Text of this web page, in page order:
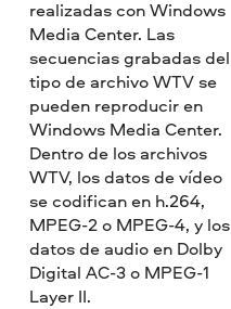
realizadas con Windows
Media Center. Las
secuencias grabadas del
tipo de archivo WTV se
pueden reproducir en
Windows Media Center.
Dentro de los archivos
WTV, los datos de vídeo
se codifican en h.264,
MPEG-2 o MPEG-4, y los
datos de audio en Dolby
Digital AC-3 o MPEG-1
Layer II.